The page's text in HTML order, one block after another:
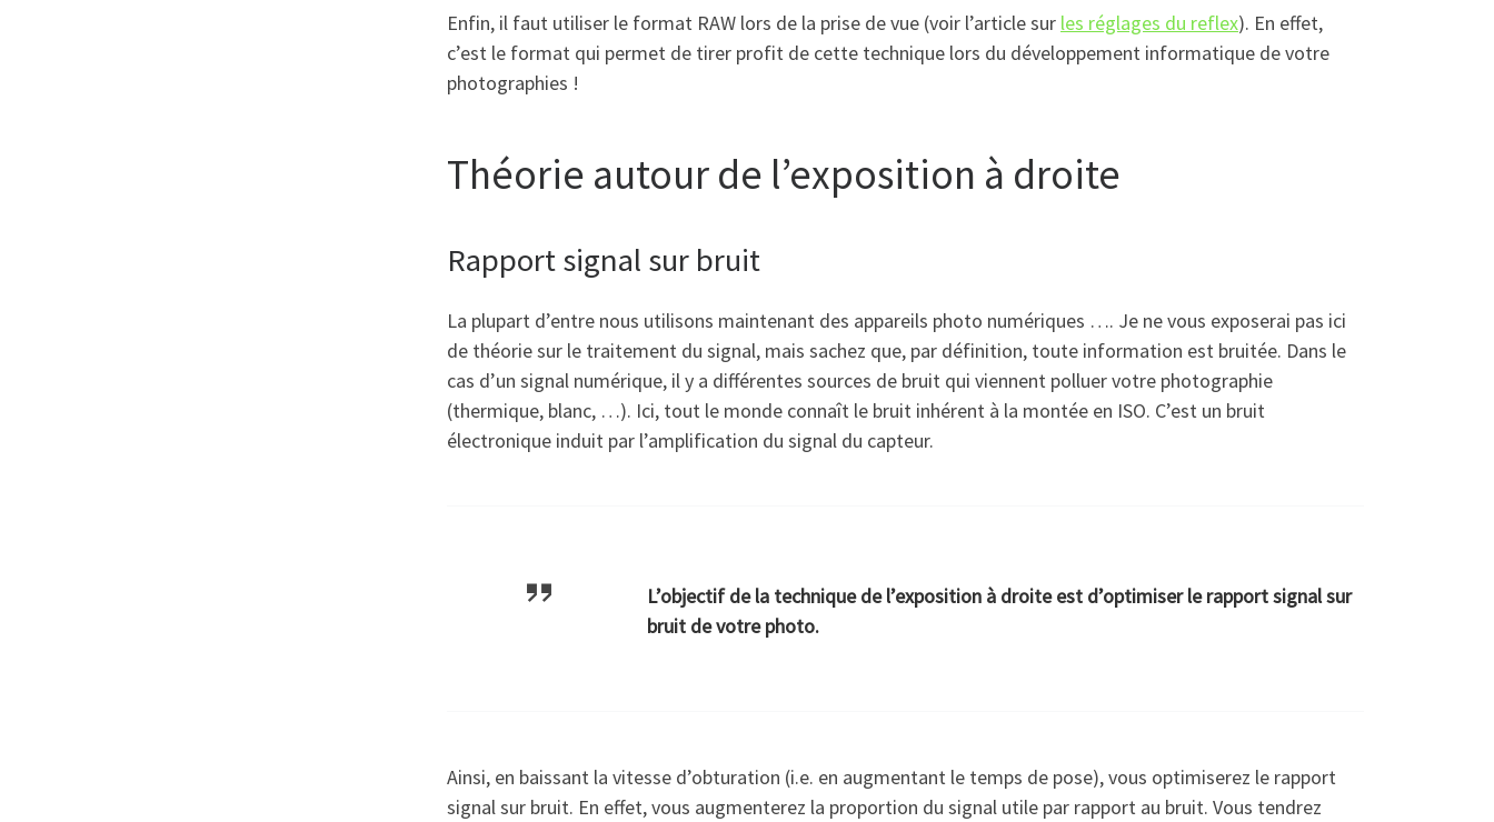
Enfin, il faut utiliser le format RAW lors de la prise de vue (voir l’article sur les réglages du reflex). En effet,
c’est le format qui permet de tirer profit de cette technique lors du développement informatique de votre
photographies !
Théorie autour de l’exposition à droite
Rapport signal sur bruit
La plupart d’entre nous utilisons maintenant des appareils photo numériques …. Je ne vous exposerai pas ici
de théorie sur le traitement du signal, mais sachez que, par définition, toute information est bruitée. Dans le
cas d’un signal numérique, il y a différentes sources de bruit qui viennent polluer votre photographie
(thermique, blanc, …). Ici, tout le monde connaît le bruit inhérent à la montée en ISO. C’est un bruit
électronique induit par l’amplification du signal du capteur.
L’objectif de la technique de l’exposition à droite est d’optimiser le rapport signal sur
bruit de votre photo.
Ainsi, en baissant la vitesse d’obturation (i.e. en augmentant le temps de pose), vous optimiserez le rapport
signal sur bruit. En effet, vous augmenterez la proportion du signal utile par rapport au bruit. Vous tendrez